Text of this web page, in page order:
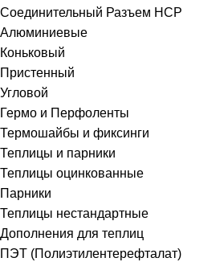
Соединительный Разъем HCP
Алюминиевые
Коньковый
Пристенный
Угловой
Гермо и Перфоленты
Термошайбы и фиксинги
Теплицы и парники
Теплицы оцинкованные
Парники
Теплицы нестандартные
Дополнения для теплиц
ПЭТ (Полиэтилентерефталат)